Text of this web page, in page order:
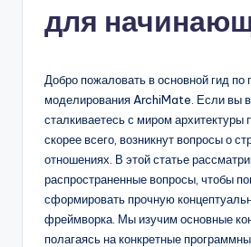
A
S
o
для
Добро пожаловать в основной гид
моделирования ArchiMate. Если вы
сталкиваетесь с миром архитектуры
скорее всего, возникнут вопросы о
отношениях. В этой статье
распространенные вопросы, чтобы
сформировать прочную
фреймворка. Мы изучим основные
полагаясь на конкретные